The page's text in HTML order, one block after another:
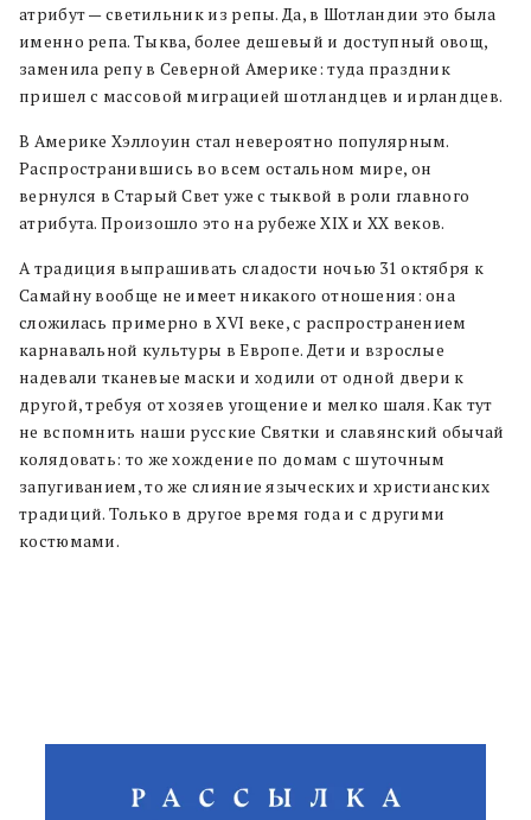
атрибут — светильник из репы. Да, в Шотландии это была
именно репа. Тыква, более дешевый и доступный овощ,
заменила репу в Северной Америке: туда праздник
пришел с массовой миграцией шотландцев и ирландцев.
В Америке Хэллоуин стал невероятно популярным.
Распространившись во всем остальном мире, он
вернулся в Старый Свет уже с тыквой в роли главного
атрибута. Произошло это на рубеже XIX и XX веков.
А традиция выпрашивать сладости ночью 31 октября к
Самайну вообще не имеет никакого отношения: она
сложилась примерно в XVI веке, с распространением
карнавальной культуры в Европе. Дети и взрослые
надевали тканевые маски и ходили от одной двери к
другой, требуя от хозяев угощение и мелко шаля. Как тут
не вспомнить наши русские Святки и славянский обычай
колядовать: то же хождение по домам с шуточным
запугиванием, то же слияние языческих и христианских
традиций. Только в другое время года и с другими
костюмами.